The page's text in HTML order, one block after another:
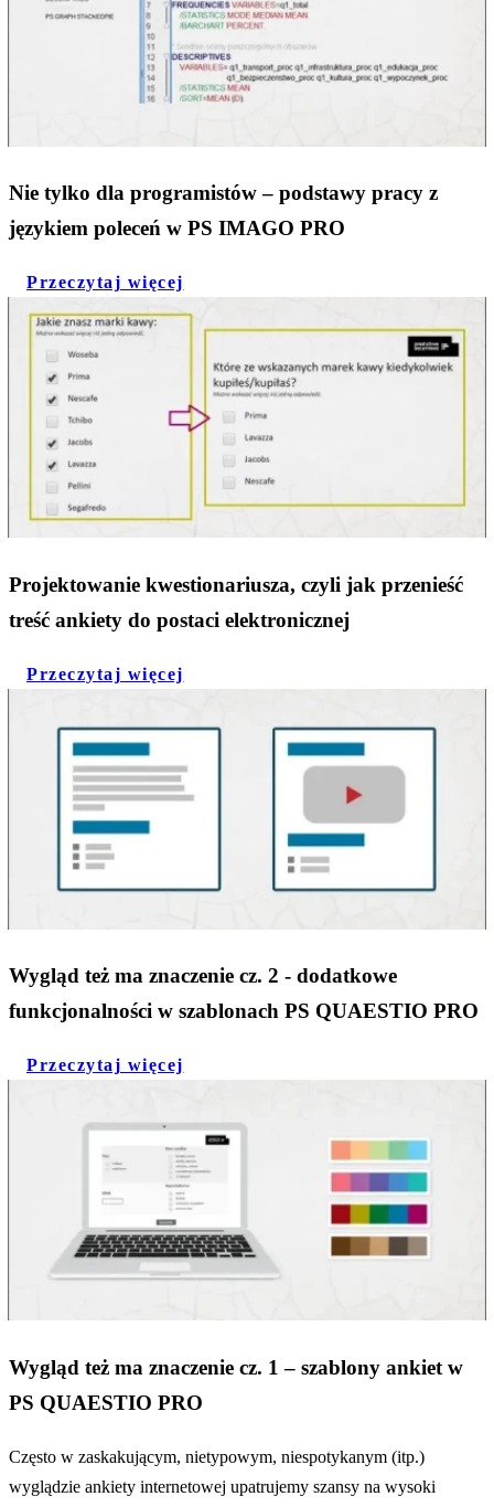
Nie tylko dla programistów – podstawy pracy z
językiem poleceń w PS IMAGO PRO
Przeczytaj więcej
Projektowanie kwestionariusza, czyli jak przenieść
treść ankiety do postaci elektronicznej
Przeczytaj więcej
Wygląd też ma znaczenie cz. 2 - dodatkowe
funkcjonalności w szablonach PS QUAESTIO PRO
Przeczytaj więcej
Wygląd też ma znaczenie cz. 1 – szablony ankiet w
PS QUAESTIO PRO
Często w zaskakującym, nietypowym, niespotykanym (itp.)
wyglądzie ankiety internetowej upatrujemy szansy na wysoki